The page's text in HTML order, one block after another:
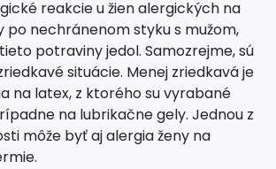
reakcie u žien alergických na
nechránenom styku s mužom,
potraviny jedol. Samozrejme, sú
situácie. Menej zriedkavá je
na latex, z ktorého su vyrabané
na lubrikačne gely. Jednou z
môže byť aj alergia ženy na